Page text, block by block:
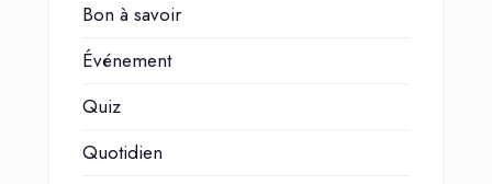
Bon à savoir
Événement
Quiz
Quotidien